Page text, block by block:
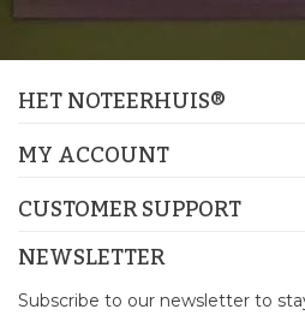
HET NOTEERHUIS®
MY ACCOUNT
CUSTOMER SUPPORT
NEWSLETTER
Subscribe to our newsletter to